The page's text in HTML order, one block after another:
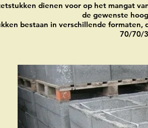
dienen voor op het mangat
de gewenste
bestaan in verschillende
70/70/